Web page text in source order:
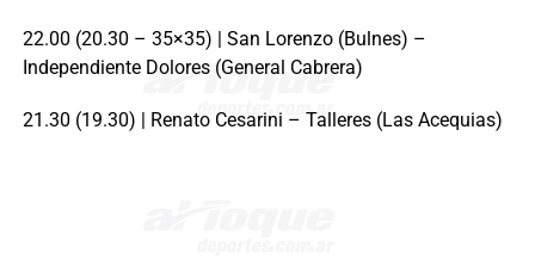
22.00 (20.30 – 35×35) | San Lorenzo (Bulnes) –
Independiente Dolores (General Cabrera)
21.30 (19.30) | Renato Cesarini – Talleres (Las Acequias)